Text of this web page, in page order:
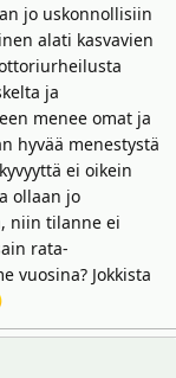
jo uskonnollisiin
alati kasvavien
ja
menee omat ja
hyvää menestystä
ei oikein
ollaan jo
niin tilanne ei
rata-
vuosina? Jokkista